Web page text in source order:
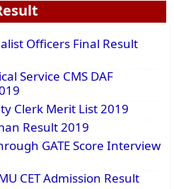
Officers Final Result
Service CMS DAF
Clerk Merit List 2019
Result 2019
GATE Score Interview
CET Admission Result